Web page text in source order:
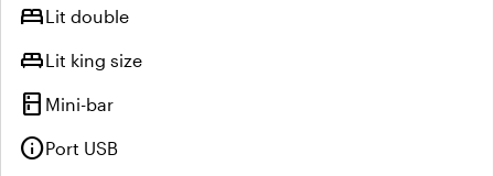
bedLit double
king_bedLit king size
kitchen Mini-bar
infoPort USB